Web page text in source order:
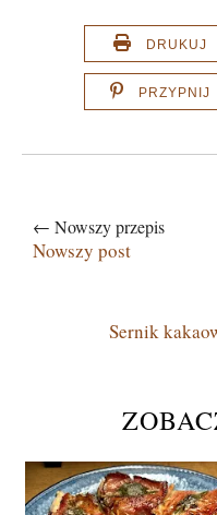
DRUKUJ
PRZYPNIJ
← Nowszy przepis
Nowszy post
Sernik